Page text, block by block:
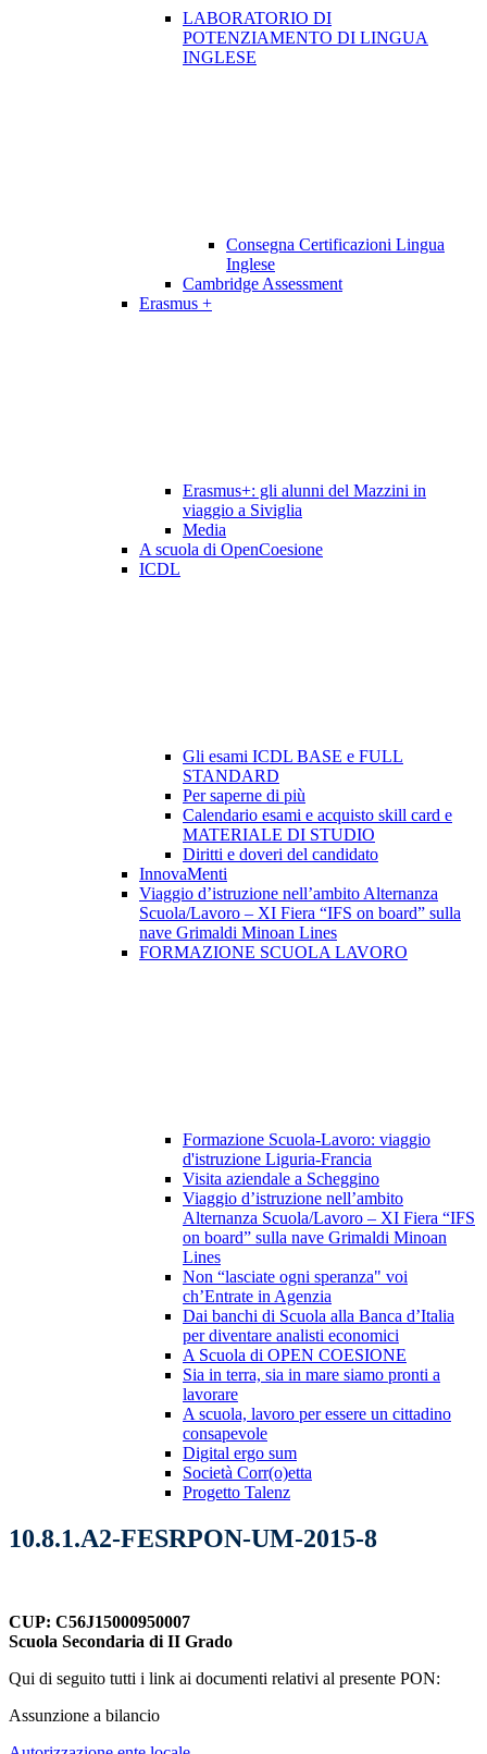
LABORATORIO DI
POTENZIAMENTO DI LINGUA
INGLESE
Consegna Certificazioni Lingua
Inglese
Cambridge Assessment
Erasmus +
Erasmus+: gli alunni del Mazzini in
viaggio a Siviglia
Media
A scuola di OpenCoesione
ICDL
Gli esami ICDL BASE e FULL
STANDARD
Per saperne di più
Calendario esami e acquisto skill card e
MATERIALE DI STUDIO
Diritti e doveri del candidato
InnovaMenti
Viaggio d’istruzione nell’ambito Alternanza
Scuola/Lavoro – XI Fiera “IFS on board” sulla
nave Grimaldi Minoan Lines
FORMAZIONE SCUOLA LAVORO
Formazione Scuola-Lavoro: viaggio
d'istruzione Liguria-Francia
Visita aziendale a Scheggino
Viaggio d’istruzione nell’ambito
Alternanza Scuola/Lavoro – XI Fiera “IFS
on board” sulla nave Grimaldi Minoan
Lines
Non “lasciate ogni speranza" voi
ch’Entrate in Agenzia
Dai banchi di Scuola alla Banca d’Italia
per diventare analisti economici
A Scuola di OPEN COESIONE
Sia in terra, sia in mare siamo pronti a
lavorare
A scuola, lavoro per essere un cittadino
consapevole
Digital ergo sum
Società Corr(o)etta
Progetto Talenz
10.8.1.A2-FESRPON-UM-2015-8
CUP: C56J15000950007
Scuola Secondaria di II Grado
Qui di seguito tutti i link ai documenti relativi al presente PON:
Assunzione a bilancio